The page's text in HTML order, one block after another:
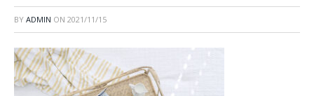
BY ADMIN ON 2021/11/15